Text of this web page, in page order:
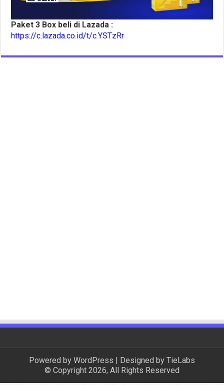
Paket 3 Box beli di Lazada :
https://c.lazada.co.id/t/c.YSTzRr
Powered by WordPress | Designed by TieLabs
© Copyright 2026, All Rights Reserved